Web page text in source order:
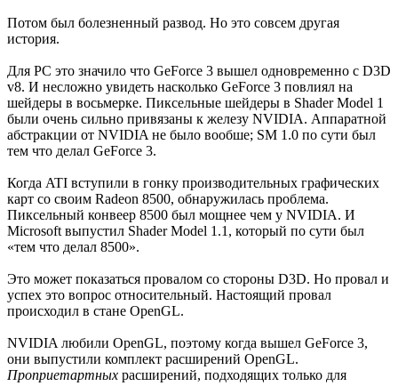
Потом был болезненный развод. Но это совсем другая
история.
Для PC это значило что GeForce 3 вышел одновременно с D3D
v8. И несложно увидеть насколько GeForce 3 повлиял на
шейдеры в восьмерке. Пиксельные шейдеры в Shader Model 1
были очень сильно привязаны к железу NVIDIA. Аппаратной
абстракции от NVIDIA не было вообше; SM 1.0 по сути был
тем что делал GeForce 3.
Когда ATI вступили в гонку производительных графических
карт со своим Radeon 8500, обнаружилась проблема.
Пиксельный конвеер 8500 был мощнее чем у NVIDIA. И
Microsoft выпустил Shader Model 1.1, который по сути был
«тем что делал 8500».
Это может показаться провалом со стороны D3D. Но провал и
успех это вопрос относительный. Настоящий провал
происходил в стане OpenGL.
NVIDIA любили OpenGL, поэтому когда вышел GeForce 3,
они выпустили комплект расширений OpenGL.
Проприетартных расширений, подходящих только для